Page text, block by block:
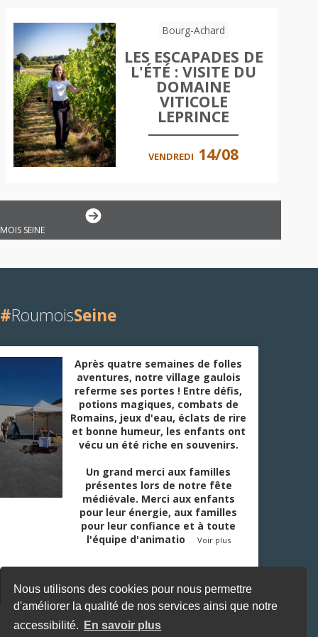
Nous utilisons des cookies pour nous permettre
d'améliorer la qualité de nos services ainsi que notre
accessibilité.
En savoir plus
Bourg-Achard
LES ESCAPADES DE
L'ÉTÉ : VISITE DU
DOMAINE
VITICOLE
LEPRINCE
VENDREDI 14/08
SEINE
#RoumoisSeine
Après quatre semaines de folles
aventures, notre village gaulois
referme ses portes ! Entre défis,
potions magiques, combats de
Romains, jeux d'eau, éclats de rire
et bonne humeur, les enfants ont
vécu un été riche en souvenirs.
Un grand merci aux familles
présentes lors de notre fête
médiévale. Merci aux enfants
pour leur énergie, aux familles
pour leur confiance et à toute
l'équipe d'animatio ... Voir plus